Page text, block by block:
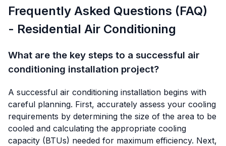
Frequently Asked Questions (FAQ)
- Residential Air Conditioning
What are the key steps to a successful air
conditioning installation project?
A successful air conditioning installation begins with
careful planning. First, accurately assess your cooling
requirements by determining the size of the area to be
cooled and calculating the appropriate cooling
capacity (BTUs) needed for maximum efficiency. Next,